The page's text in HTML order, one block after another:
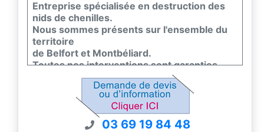
Entreprise spécialisée en destruction des
nids de chenilles.
Nous sommes présents sur l'ensemble du
territoire
de Belfort et Montbéliard.
Toutes nos interventions sont garanties.
La société DKM Experts est certifiée en
conformité avec la norme EN 16636, seul
standard européen de qualité dans la lutte
contre les nuisibles.
Contactez nous pour un devis gratuit.
03 69 19 84 48